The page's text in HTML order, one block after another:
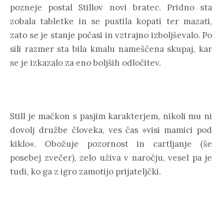
pozneje postal Stillov novi bratec. Pridno sta
zobala tabletke in se pustila kopati ter mazati,
zato se je stanje počasi in vztrajno izboljševalo. Po
sili razmer sta bila kmalu nameščena skupaj, kar
se je izkazalo za eno boljših odločitev.
Still je mačkon s pasjim karakterjem, nikoli mu ni
dovolj družbe človeka, ves čas »visi mamici pod
kiklo«. Obožuje pozornost in cartljanje (še
posebej zvečer), zelo uživa v naročju, vesel pa je
tudi, ko ga z igro zamotijo prijateljčki.